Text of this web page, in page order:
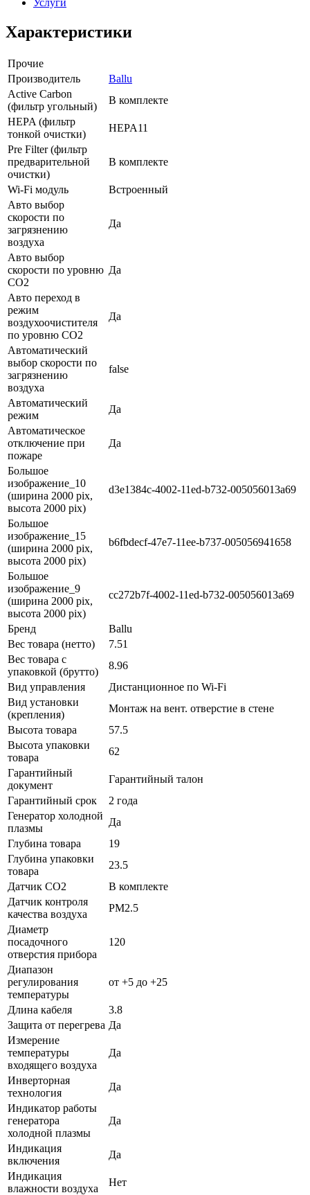
Характеристики
Прочие
Производитель
Ballu
Active Carbon
(фильтр угольный)
В комплекте
HEPA (фильтр
тонкой очистки)
HEPA11
Pre Filter (фильтр
предварительной
очистки)
В комплекте
Wi-Fi модуль
Встроенный
Авто выбор
скорости по
загрязнению
воздуха
Да
Авто выбор
скорости по уровню
СО2
Да
Авто переход в
режим
воздухоочистителя
по уровню СО2
Да
Автоматический
выбор скорости по
загрязнению
воздуха
false
Автоматический
режим
Да
Автоматическое
отключение при
пожаре
Да
Большое
изображение_10
(ширина 2000 pix,
высота 2000 pix)
d3e1384c-4002-11ed-b732-005056013a69
Большое
изображение_15
(ширина 2000 pix,
высота 2000 pix)
b6fbdecf-47e7-11ee-b737-005056941658
Большое
изображение_9
(ширина 2000 pix,
высота 2000 pix)
cc272b7f-4002-11ed-b732-005056013a69
Бренд
Ballu
Вес товара (нетто)
7.51
Вес товара с
упаковкой (брутто)
8.96
Вид управления
Дистанционное по Wi-Fi
Вид установки
(крепления)
Монтаж на вент. отверстие в стене
Высота товара
57.5
Высота упаковки
товара
62
Гарантийный
документ
Гарантийный талон
Гарантийный срок
2 года
Генератор холодной
плазмы
Да
Глубина товара
19
Глубина упаковки
товара
23.5
Датчик CO2
В комплекте
Датчик контроля
качества воздуха
PM2.5
Диаметр
посадочного
отверстия прибора
120
Диапазон
регулирования
температуры
от +5 до +25
Длина кабеля
3.8
Защита от перегрева Да
Измерение
температуры
входящего воздуха
Да
Инверторная
технология
Да
Индикатор работы
генератора
холодной плазмы
Да
Индикация
включения
Да
Индикация
влажности воздуха
Нет